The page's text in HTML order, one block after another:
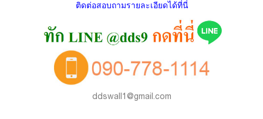
ติดต่อสอบถามรายละเอียดได้ที่นี่
ddswall1@gmail.com